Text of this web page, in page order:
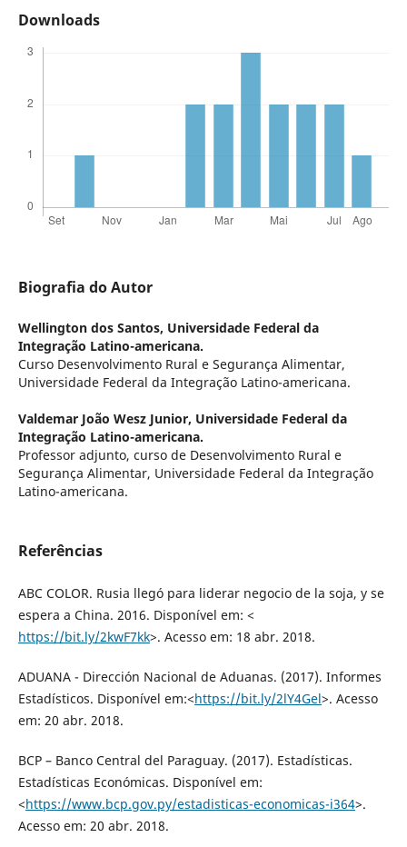
Downloads
Biografia do Autor
Wellington dos Santos, Universidade Federal da
Integração Latino-americana.
Curso Desenvolvimento Rural e Segurança Alimentar,
Universidade Federal da Integração Latino-americana.
Valdemar João Wesz Junior, Universidade Federal da
Integração Latino-americana.
Professor adjunto, curso de Desenvolvimento Rural e
Segurança Alimentar, Universidade Federal da Integração
Latino-americana.
Referências
ABC COLOR. Rusia llegó para liderar negocio de la soja, y se
espera a China. 2016. Disponível em: <
https://bit.ly/2kwF7kk>. Acesso em: 18 abr. 2018.
ADUANA - Dirección Nacional de Aduanas. (2017). Informes
Estadísticos. Disponível em:<https://bit.ly/2lY4Gel>. Acesso
em: 20 abr. 2018.
BCP – Banco Central del Paraguay. (2017). Estadísticas.
Estadísticas Económicas. Disponível em:
<https://www.bcp.gov.py/estadisticas-economicas-i364>.
Acesso em: 20 abr. 2018.